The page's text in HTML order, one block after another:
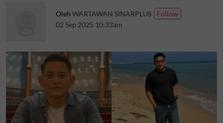
Oleh WARTAWAN SINARPLUS
02 Sep 2025 10:33am